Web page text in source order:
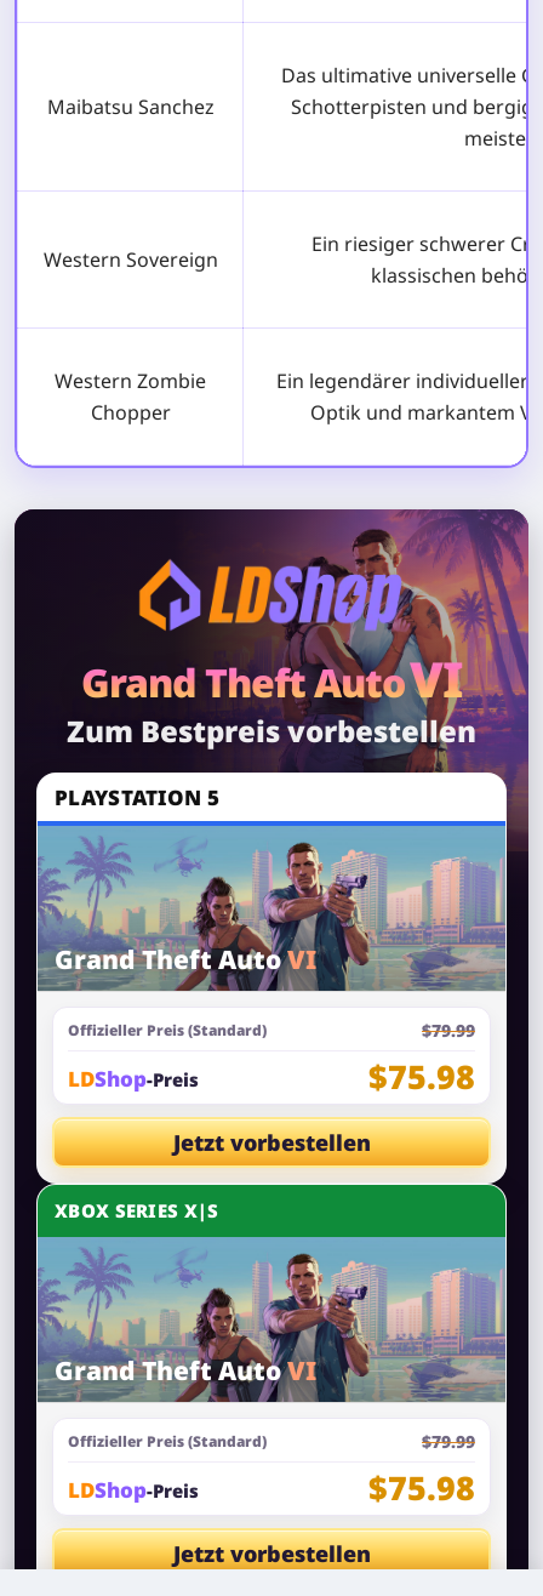
Maibatsu Sanchez
Das ultimative universelle
Schotterpisten und
Western Sovereign
Ein riesiger schwerer
klassischen
Western Zombie
Chopper
Ein legendärer individueller
Optik und markantem
Grand Theft AutoVI
Zum Bestpreis vorbestellen
PLAYSTATION 5
Grand Theft AutoVI
Offizieller Preis (Standard) $79.99
LDShop-Preis $75.98
Jetzt vorbestellen
XBOX SERIES X|S
Grand Theft AutoVI
Offizieller Preis (Standard) $79.99
LDShop-Preis $75.98
Jetzt vorbestellen